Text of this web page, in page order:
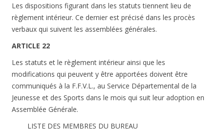
Les dispositions figurant dans les statuts tiennent lieu de
règlement intérieur. Ce dernier est précisé dans les procès
verbaux qui suivent les assemblées générales.
ARTICLE 22
Les statuts et le règlement intérieur ainsi que les
modifications qui peuvent y être apportées doivent être
communiqués à la F.F.V.L., au Service Départemental de la
Jeunesse et des Sports dans le mois qui suit leur adoption en
Assemblée Générale.
LISTE DES MEMBRES DU BUREAU